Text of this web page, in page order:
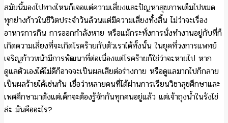
สมัยนี้มองไปทางไหนก็เจอแต่ความเสี่ยงและปัญหาสุขภาพเต็มไปหมด
ทุกย่างก้าวในชีวิตประจำวันล้วนแต่มีความเสี่ยงทั้งสิ้น ไม่ว่าจะเรื่อง
อาหารการกิน การออกกำลังหาย หรือแม้กระทั่งการนั่งทำงานอยู่กับที่ก็
เกิดความเสี่ยงที่จะเกิดโรคร้ายกับตัวเราได้ทั้งนั้น ในยุคที่วงการแพทย์
เจริญก้าวหน้ามีการพัฒนาที่ต่อเนื่องแต่โรคร้ายก็ใช่ว่าจะหายไป หาก
ดูแลตัวเองได้ไม่ดีก็อาจจะเป็นผลเสียต่อร่างกาย หรือดูแลมากไปก็กลาย
เป็นผลร้ายได้เช่นกัน เชื่อว่าหลายคนที่ได้ผ่านการเรียนวิชาสุขศึกษาและ
เพศศึกษามาตังแต่เด็กจะต้องรู้จักกันทุกคนอยู่แล้ว แต่เจ้าถุงน้ำในรังไข่
ล่ะ มันคืออะไร?